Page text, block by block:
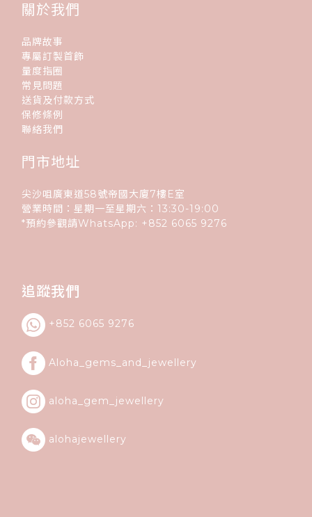
關於我們
品牌故事
專屬訂製首飾
量度指圈
常見問題
送貨及付款方式
保修條例
聯絡我們
門市地址
尖沙咀廣東道58號帝國大廈7樓E室
營業時間：星期一至星期六：13:30-19:00
*預約參觀請WhatsApp: +852 6065 9276
追蹤我們
+852 6065 9276
Aloha_gems_and_ jewellery
aloha_gem_jewellery
alohajewellery